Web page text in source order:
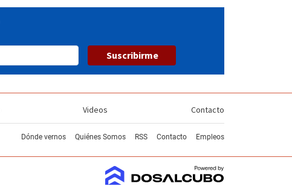
Suscribirme
Videos Contacto
Dónde vernos Quiénes Somos RSS Contacto Empleos